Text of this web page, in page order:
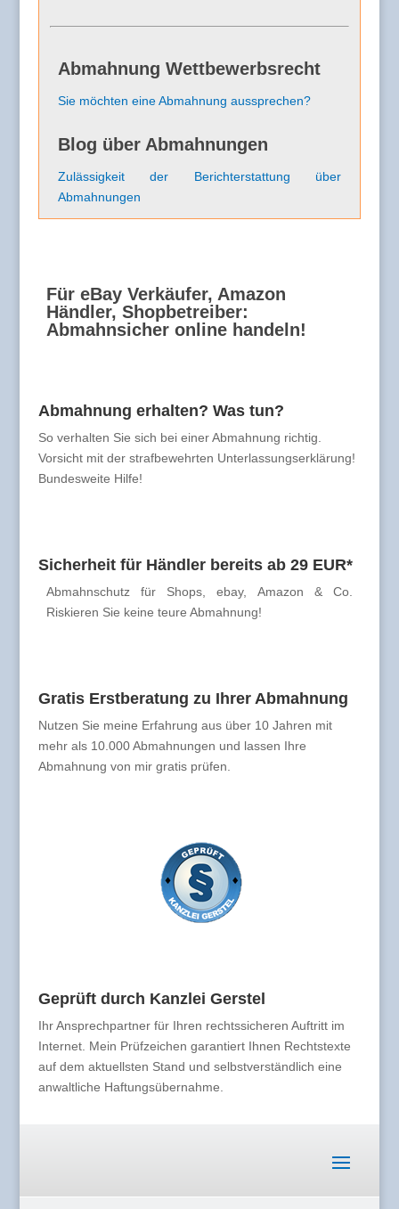
Abmahnung Wettbewerbsrecht
Sie möchten eine Abmahnung aussprechen?
Blog über Abmahnungen
Zulässigkeit der Berichterstattung über
Abmahnungen
Für eBay Verkäufer, Amazon
Händler, Shopbetreiber:
Abmahnsicher online handeln!
Abmahnung erhalten? Was tun?
So verhalten Sie sich bei einer Abmahnung richtig.
Vorsicht mit der strafbewehrten Unterlassungserklärung!
Bundesweite Hilfe!
Sicherheit für Händler bereits ab 29 EUR*
Abmahnschutz für Shops, ebay, Amazon & Co.
Riskieren Sie keine teure Abmahnung!
Gratis Erstberatung zu Ihrer Abmahnung
Nutzen Sie meine Erfahrung aus über 10 Jahren mit
mehr als 10.000 Abmahnungen und lassen Ihre
Abmahnung von mir gratis prüfen.
Geprüft durch Kanzlei Gerstel
Ihr Ansprechpartner für Ihren rechtssicheren Auftritt im
Internet. Mein Prüfzeichen garantiert Ihnen Rechtstexte
auf dem aktuellsten Stand und selbstverständlich eine
anwaltliche Haftungsübernahme.